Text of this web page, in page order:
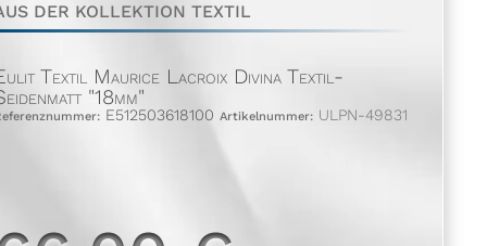
DER KOLLEKTION TEXTIL
Textil Maurice Lacroix Divina Textil-
"18mm"
E512503618100 Artikelnummer:ULPN-49831